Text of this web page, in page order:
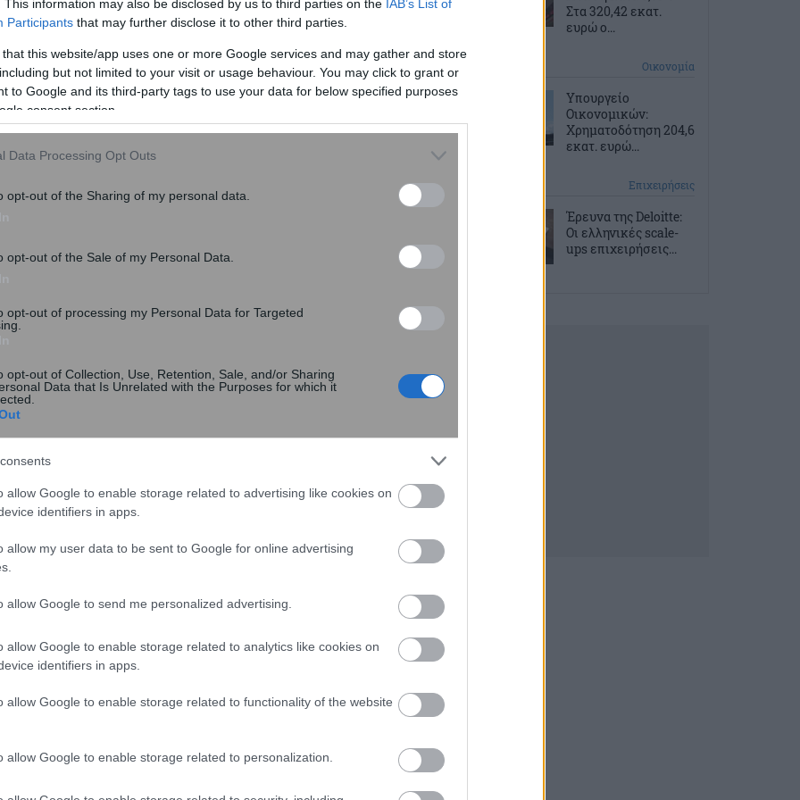
This information may also be disclosed by us to third parties on the IAB’s List of
Participants that may further disclose it to other third parties.
that this website/app uses one or more Google services and may gather and store
but not limited to your visit or usage behaviour. You may click to grant or
to Google and its third-party tags to use your data for below specified purposes
consent section.
Data Processing Opt Outs
opt-out of the Sharing of my personal data.
opt-out of the Sale of my Personal Data.
opt-out of processing my Personal Data for Targeted
opt-out of Collection, Use, Retention, Sale, and/or Sharing
Data that Is Unrelated with the Purposes for which it
allow Google to enable storage related to advertising like cookies on
identifiers in apps.
allow my user data to be sent to Google for online advertising
allow Google to send me personalized advertising.
allow Google to enable storage related to analytics like cookies on
identifiers in apps.
allow Google to enable storage related to functionality of the website
allow Google to enable storage related to personalization.
Προεδρικό Διάταγμα για την διάλυση της
την έναρξη της προεκλογικής περιόδου.
αποζημίωση
οι δικαιούχοι εκλογικής αποζημίωσης και
του ποσού
– Τροποποίηση παρ. 1 άρθρου 131 π.δ. 96/2007
116) τροποποιείται:
Στα 320,42 εκατ.
ευρώ ο...
Οικονομία
Υπουργείο
Οικονομικών:
Χρηματοδότηση 204,6
εκατ. ευρώ...
Επιχειρήσεις
Έρευνα της Deloitte:
Οι ελληνικές scale-
ups επιχειρήσεις...